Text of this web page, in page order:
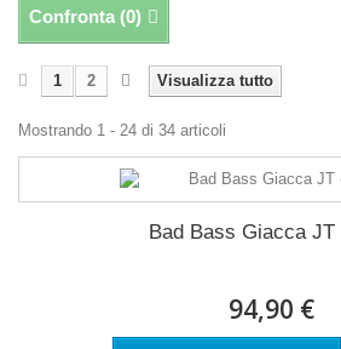
Confronta (0)
Visualizza tutto
1 2
Mostrando 1 - 24 di 34 articoli
Bad Bass Giacca JT
94,90 €